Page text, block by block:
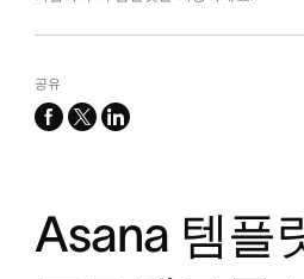
공유
facebook
x-
linkedin
Asana 템플